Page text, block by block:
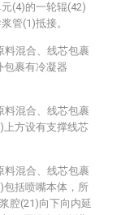
(4)的一轮辊(42)
管(1)抵接。
料混合、线芯包裹
包裹有冷凝器
料混合、线芯包裹
上方设有支撑线芯
料混合、线芯包裹
包括喷嘴本体，所
腔(21)向下向内延